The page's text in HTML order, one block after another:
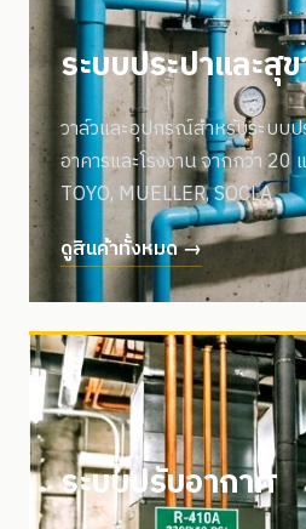
ระบบประปาและสุ
วาล์วและอุปกรณ์สำหรับระบบป
อาคารและโรงงาน จากกว่า 20
TOYO, MUELLER, SOCLA
ดูสินค้าทั้งหมด →
ระบบปรับอากาศ